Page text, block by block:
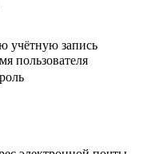
учётную запись
пользователя